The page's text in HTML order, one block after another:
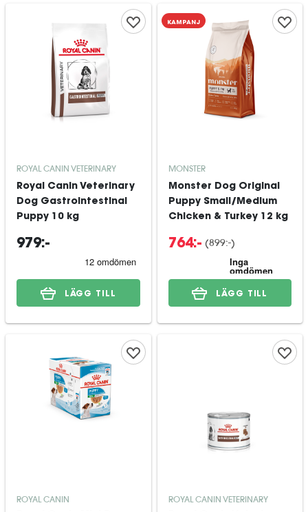
ROYAL CANIN VETERINARY
Royal Canin Veterinary
Dog Gastrointestinal
Puppy 10 kg
979:-
LÄGG TILL
KAMPANJ
MONSTER
Monster Dog Original
Puppy Small/Medium
Chicken & Turkey 12 kg
764:- (899:-)
LÄGG TILL
ROYAL CANIN ROYAL CANIN VETERINARY